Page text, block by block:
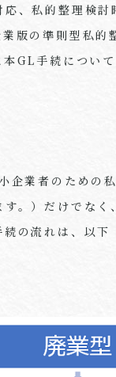
、私的整理検
版の準則型私的
GL 手続につい
企業者のための
。）だけでな
の流れは、以下